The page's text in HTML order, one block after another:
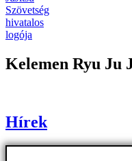
Kelemen Ryu Ju
Hírek